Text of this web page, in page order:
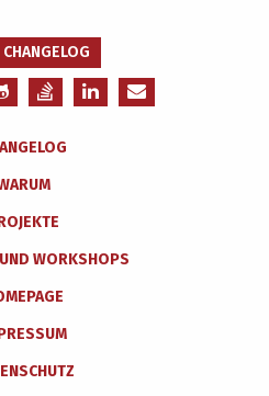
WORKSHOPS